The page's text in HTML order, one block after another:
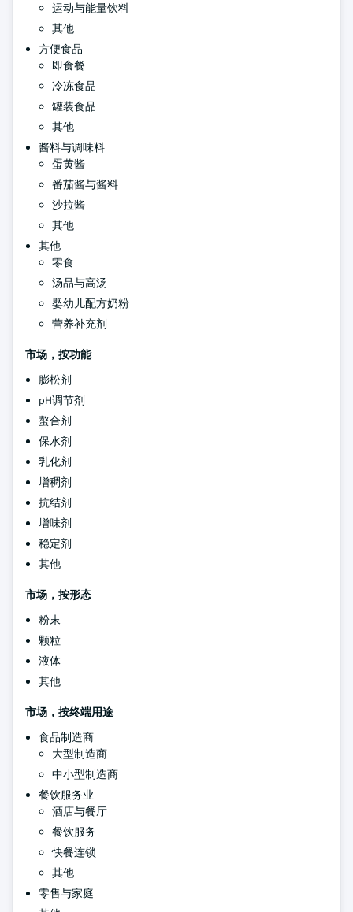
运动与能量饮料
其他
方便食品
即食餐
冷冻食品
罐装食品
其他
酱料与调味料
蛋黄酱
番茄酱与酱料
沙拉酱
其他
其他
零食
汤品与高汤
婴幼儿配方奶粉
营养补充剂
市场，按功能
膨松剂
pH调节剂
螯合剂
保水剂
乳化剂
增稠剂
抗结剂
增味剂
稳定剂
其他
市场，按形态
粉末
颗粒
液体
其他
市场，按终端用途
食品制造商
大型制造商
中小型制造商
餐饮服务业
酒店与餐厅
餐饮服务
快餐连锁
其他
零售与家庭